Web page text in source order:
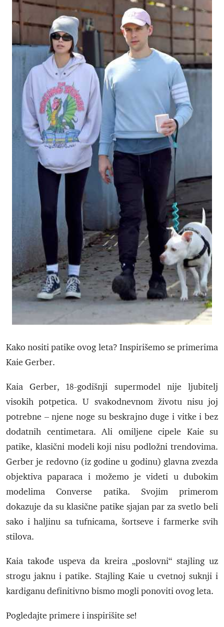
Kako nositi patike ovog leta? Inspirišemo se primerima
Kaie Gerber.
Kaia Gerber, 18-godišnji supermodel nije ljubitelj
visokih potpetica. U svakodnevnom životu nisu joj
potrebne – njene noge su beskrajno duge i vitke i bez
dodatnih centimetara. Ali omiljene cipele Kaie su
patike, klasični modeli koji nisu podložni trendovima.
Gerber je redovno (iz godine u godinu) glavna zvezda
objektiva paparaca i možemo je videti u dubokim
modelima Converse patika. Svojim primerom
dokazuje da su klasične patike sjajan par za svetlo beli
sako i haljinu sa tufnicama, šortseve i farmerke svih
stilova.
Kaia takođe uspeva da kreira „poslovni“ stajling uz
strogu jaknu i patike. Stajling Kaie u cvetnoj suknji i
kardiganu definitivno bismo mogli ponoviti ovog leta.
Pogledajte primere i inspirišite se!